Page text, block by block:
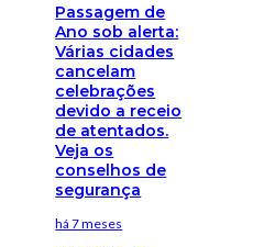
Passagem de
Ano sob alerta:
Várias cidades
cancelam
celebrações
devido a receio
de atentados.
Veja os
conselhos de
segurança
há 7 meses